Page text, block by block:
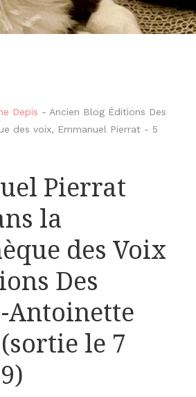
Depis - Ancien Blog Éditions Des
des voix, Emmanuel Pierrat - 5
Pierrat
la
des Voix
Des
Antoinette
le 7